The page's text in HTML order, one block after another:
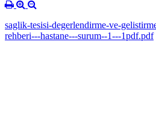
saglik-tesisi-degerlendirme-ve-
rehberi---hastane---surum--1---1pdf.pdf